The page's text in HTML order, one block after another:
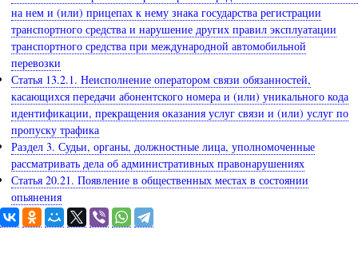
на нем и (или) прицепах к нему знака государства регистрации
транспортного средства и нарушение других правил эксплуатации
транспортного средства при международной автомобильной
перевозки
Статья 13.2.1. Неисполнение оператором связи обязанностей,
касающихся передачи абонентского номера и (или) уникального кода
идентификации, прекращения оказания услуг связи и (или) услуг по
пропуску трафика
Раздел 3. Судьи, органы, должностные лица, уполномоченные
рассматривать дела об административных правонарушениях
Статья 20.21. Появление в общественных местах в состоянии
опьянения